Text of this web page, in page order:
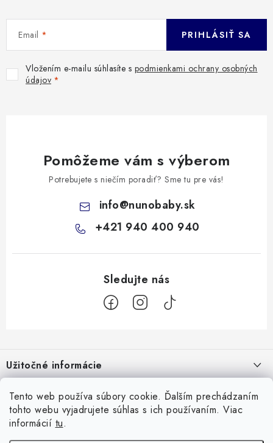
Tento web používa súbory cookie. Ďalším prechádzaním
tohto webu vyjadrujete súhlas s ich používaním. Viac
informácií tu.
Email
Vložením e-mailu súhlasíte s podmienkami ochrany osobných
údajov
PRIHLÁSIŤ SA
Pomôžeme vám s výberom
Potrebujete s niečím poradiť? Sme tu pre vás!
info@nunobaby.sk
+421 940 400 940
pUžitočné informácie
O nás
Všetko o nákupe
10 Neuveriteľných tipov na zvládnutie refluxu u novorodencov, ktoré
Facebook